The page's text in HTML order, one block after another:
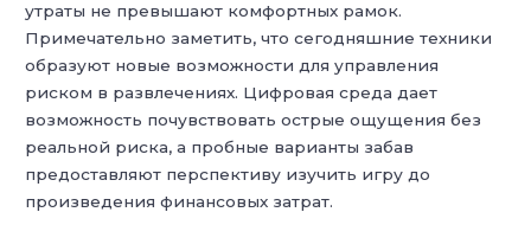
утраты не превышают комфортных рамок.
Примечательно заметить, что сегодняшние техники
образуют новые возможности для управления
риском в развлечениях. Цифровая среда дает
возможность почувствовать острые ощущения без
реальной риска, а пробные варианты забав
предоставляют перспективу изучить игру до
произведения финансовых затрат.